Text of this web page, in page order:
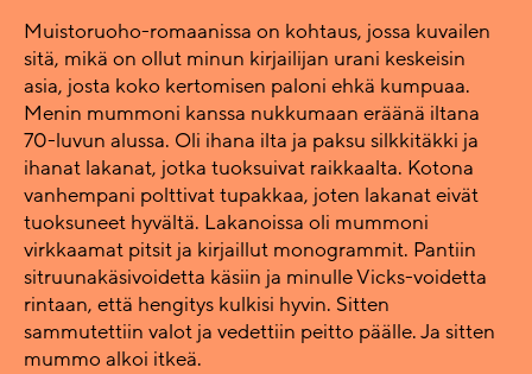
Muistoruoho-romaanissa on kohtaus, jossa kuvailen
sitä, mikä on ollut minun kirjailijan urani keskeisin
asia, josta koko kertomisen paloni ehkä kumpuaa.
Menin mummoni kanssa nukkumaan eräänä iltana
70-luvun alussa. Oli ihana ilta ja paksu silkkitäkki ja
ihanat lakanat, jotka tuoksuivat raikkaalta. Kotona
vanhempani polttivat tupakkaa, joten lakanat eivät
tuoksuneet hyvältä. Lakanoissa oli mummoni
virkkaamat pitsit ja kirjaillut monogrammit. Pantiin
sitruunakäsivoidetta käsiin ja minulle Vicks-voidetta
rintaan, että hengitys kulkisi hyvin. Sitten
sammutettiin valot ja vedettiin peitto päälle. Ja sitten
mummo alkoi itkeä.